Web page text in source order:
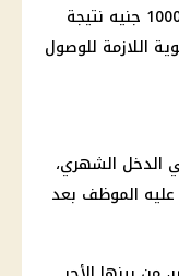
وقد تزيد استفادة بعض الموظفين على 1000 جنيه نتيجة
اللازمة للوصول
الدخل الشهري،
الموظف بعد